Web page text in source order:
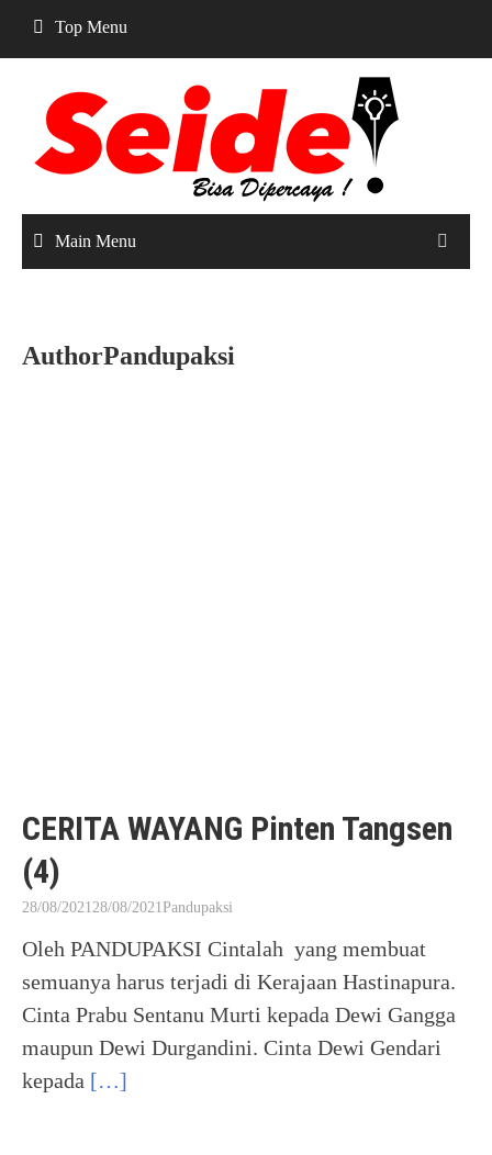
content
Top Menu
Main Menu
AuthorPandupaksi
CERITA WAYANG Pinten Tangsen
(4)
28/08/202128/08/2021Pandupaksi
Oleh PANDUPAKSI Cintalah yang membuat
semuanya harus terjadi di Kerajaan Hastinapura.
Cinta Prabu Sentanu Murti kepada Dewi Gangga
maupun Dewi Durgandini. Cinta Dewi Gendari
kepada […]